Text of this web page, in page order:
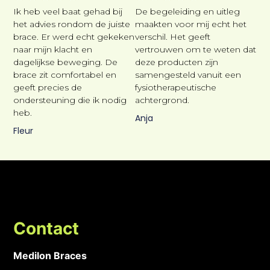
Rugbraces met flexibele baleinen
Sommige rugbraces zijn voorzien van flexibele
baleinen. Deze ondersteunen de onderrug terwijl
natuurlijke bewegingen grotendeels behouden
blijven. Hierdoor ontstaat een combinatie van
ondersteuning en bewegingsvrijheid.
Dit type brace wordt vaak gekozen wanneer
compressiebrace alleen onvoldoende ondersteuning
Sommige rugbraces beschikken over een
verplaatsbaar verstevigingssysteem. Hierbij kan de
Ik heb veel baat gehad bij
het advies rondom de juiste
brace. Er werd echt gekeken
naar mijn klacht en
dagelijkse beweging. De
brace zit comfortabel en
geeft precies de
ondersteuning die ik nodig
heb.
Fleur
De begeleiding en uitleg
maakten voor mij echt het
verschil. Het geeft
vertrouwen om te weten dat
deze producten zijn
samengesteld vanuit een
fysiotherapeutische
achtergrond.
Anja
Contact
Medilon Braces